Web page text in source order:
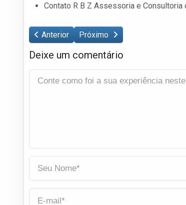
Contato R B Z Assessoria e Consultoria
Anterior Próximo
Deixe um comentário